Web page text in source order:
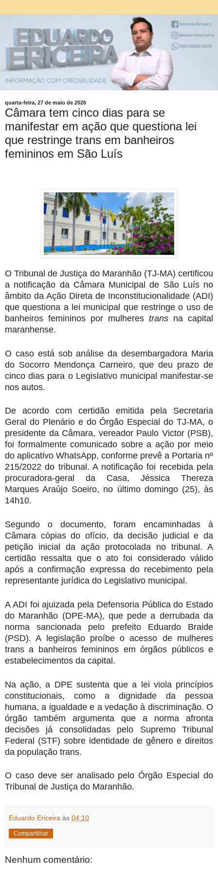
quarta-feira, 27 de maio de 2026
Câmara tem cinco dias para se
manifestar em ação que questiona lei
que restringe trans em banheiros
femininos em São Luís
O Tribunal de Justiça do Maranhão (TJ-MA) certificou
a notificação da Câmara Municipal de São Luís no
âmbito da Ação Direta de Inconstitucionalidade (ADI)
que questiona a lei municipal que restringe o uso de
banheiros femininos por mulheres trans na capital
maranhense.
O caso está sob análise da desembargadora Maria
do Socorro Mendonça Carneiro, que deu prazo de
cinco dias para o Legislativo municipal manifestar-se
nos autos.
De acordo com certidão emitida pela Secretaria
Geral do Plenário e do Órgão Especial do TJ-MA, o
presidente da Câmara, vereador Paulo Victor (PSB),
foi formalmente comunicado sobre a ação por meio
do aplicativo WhatsApp, conforme prevê a Portaria nº
215/2022 do tribunal. A notificação foi recebida pela
procuradora-geral da Casa, Jéssica Thereza
Marques Araújo Soeiro, no último domingo (25), às
14h10.
Segundo o documento, foram encaminhadas à
Câmara cópias do ofício, da decisão judicial e da
petição inicial da ação protocolada no tribunal. A
certidão ressalta que o ato foi considerado válido
após a confirmação expressa do recebimento pela
representante jurídica do Legislativo municipal.
A ADI foi ajuizada pela Defensoria Pública do Estado
do Maranhão (DPE-MA), que pede a derrubada da
norma sancionada pelo prefeito Eduardo Braide
(PSD). A legislação proíbe o acesso de mulheres
trans a banheiros femininos em órgãos públicos e
estabelecimentos da capital.
Na ação, a DPE sustenta que a lei viola princípios
constitucionais, como a dignidade da pessoa
humana, a igualdade e a vedação à discriminação. O
órgão também argumenta que a norma afronta
decisões já consolidadas pelo Supremo Tribunal
Federal (STF) sobre identidade de gênero e direitos
da população trans.
O caso deve ser analisado pelo Órgão Especial do
Tribunal de Justiça do Maranhão.
Eduardo Ericeira às 04:10
Compartilhar
Nenhum comentário: